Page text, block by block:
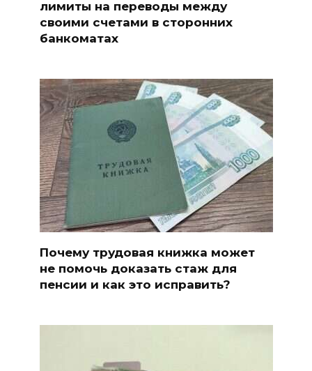
лимиты на переводы между
своими счетами в сторонних
банкоматах
Почему трудовая книжка может
не помочь доказать стаж для
пенсии и как это исправить?